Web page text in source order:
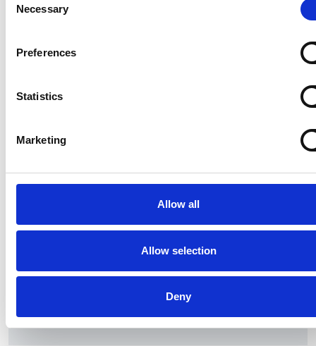
Selection
Necessary
Preferences
Statistics
Marketing
Allow all
Allow selection
Deny
Overview Economica
Le modifiche delle capacità riservate della rete